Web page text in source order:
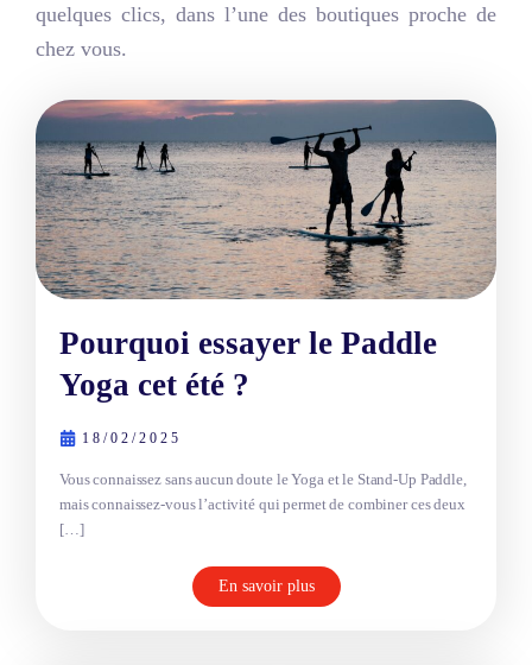
quelques clics, dans l’une des boutiques proche de
chez vous.
Pourquoi essayer le Paddle
Yoga cet été ?
18/02/2025
Vous connaissez sans aucun doute le Yoga et le Stand-Up Paddle,
mais connaissez-vous l’activité qui permet de combiner ces deux
[…]
En savoir plus